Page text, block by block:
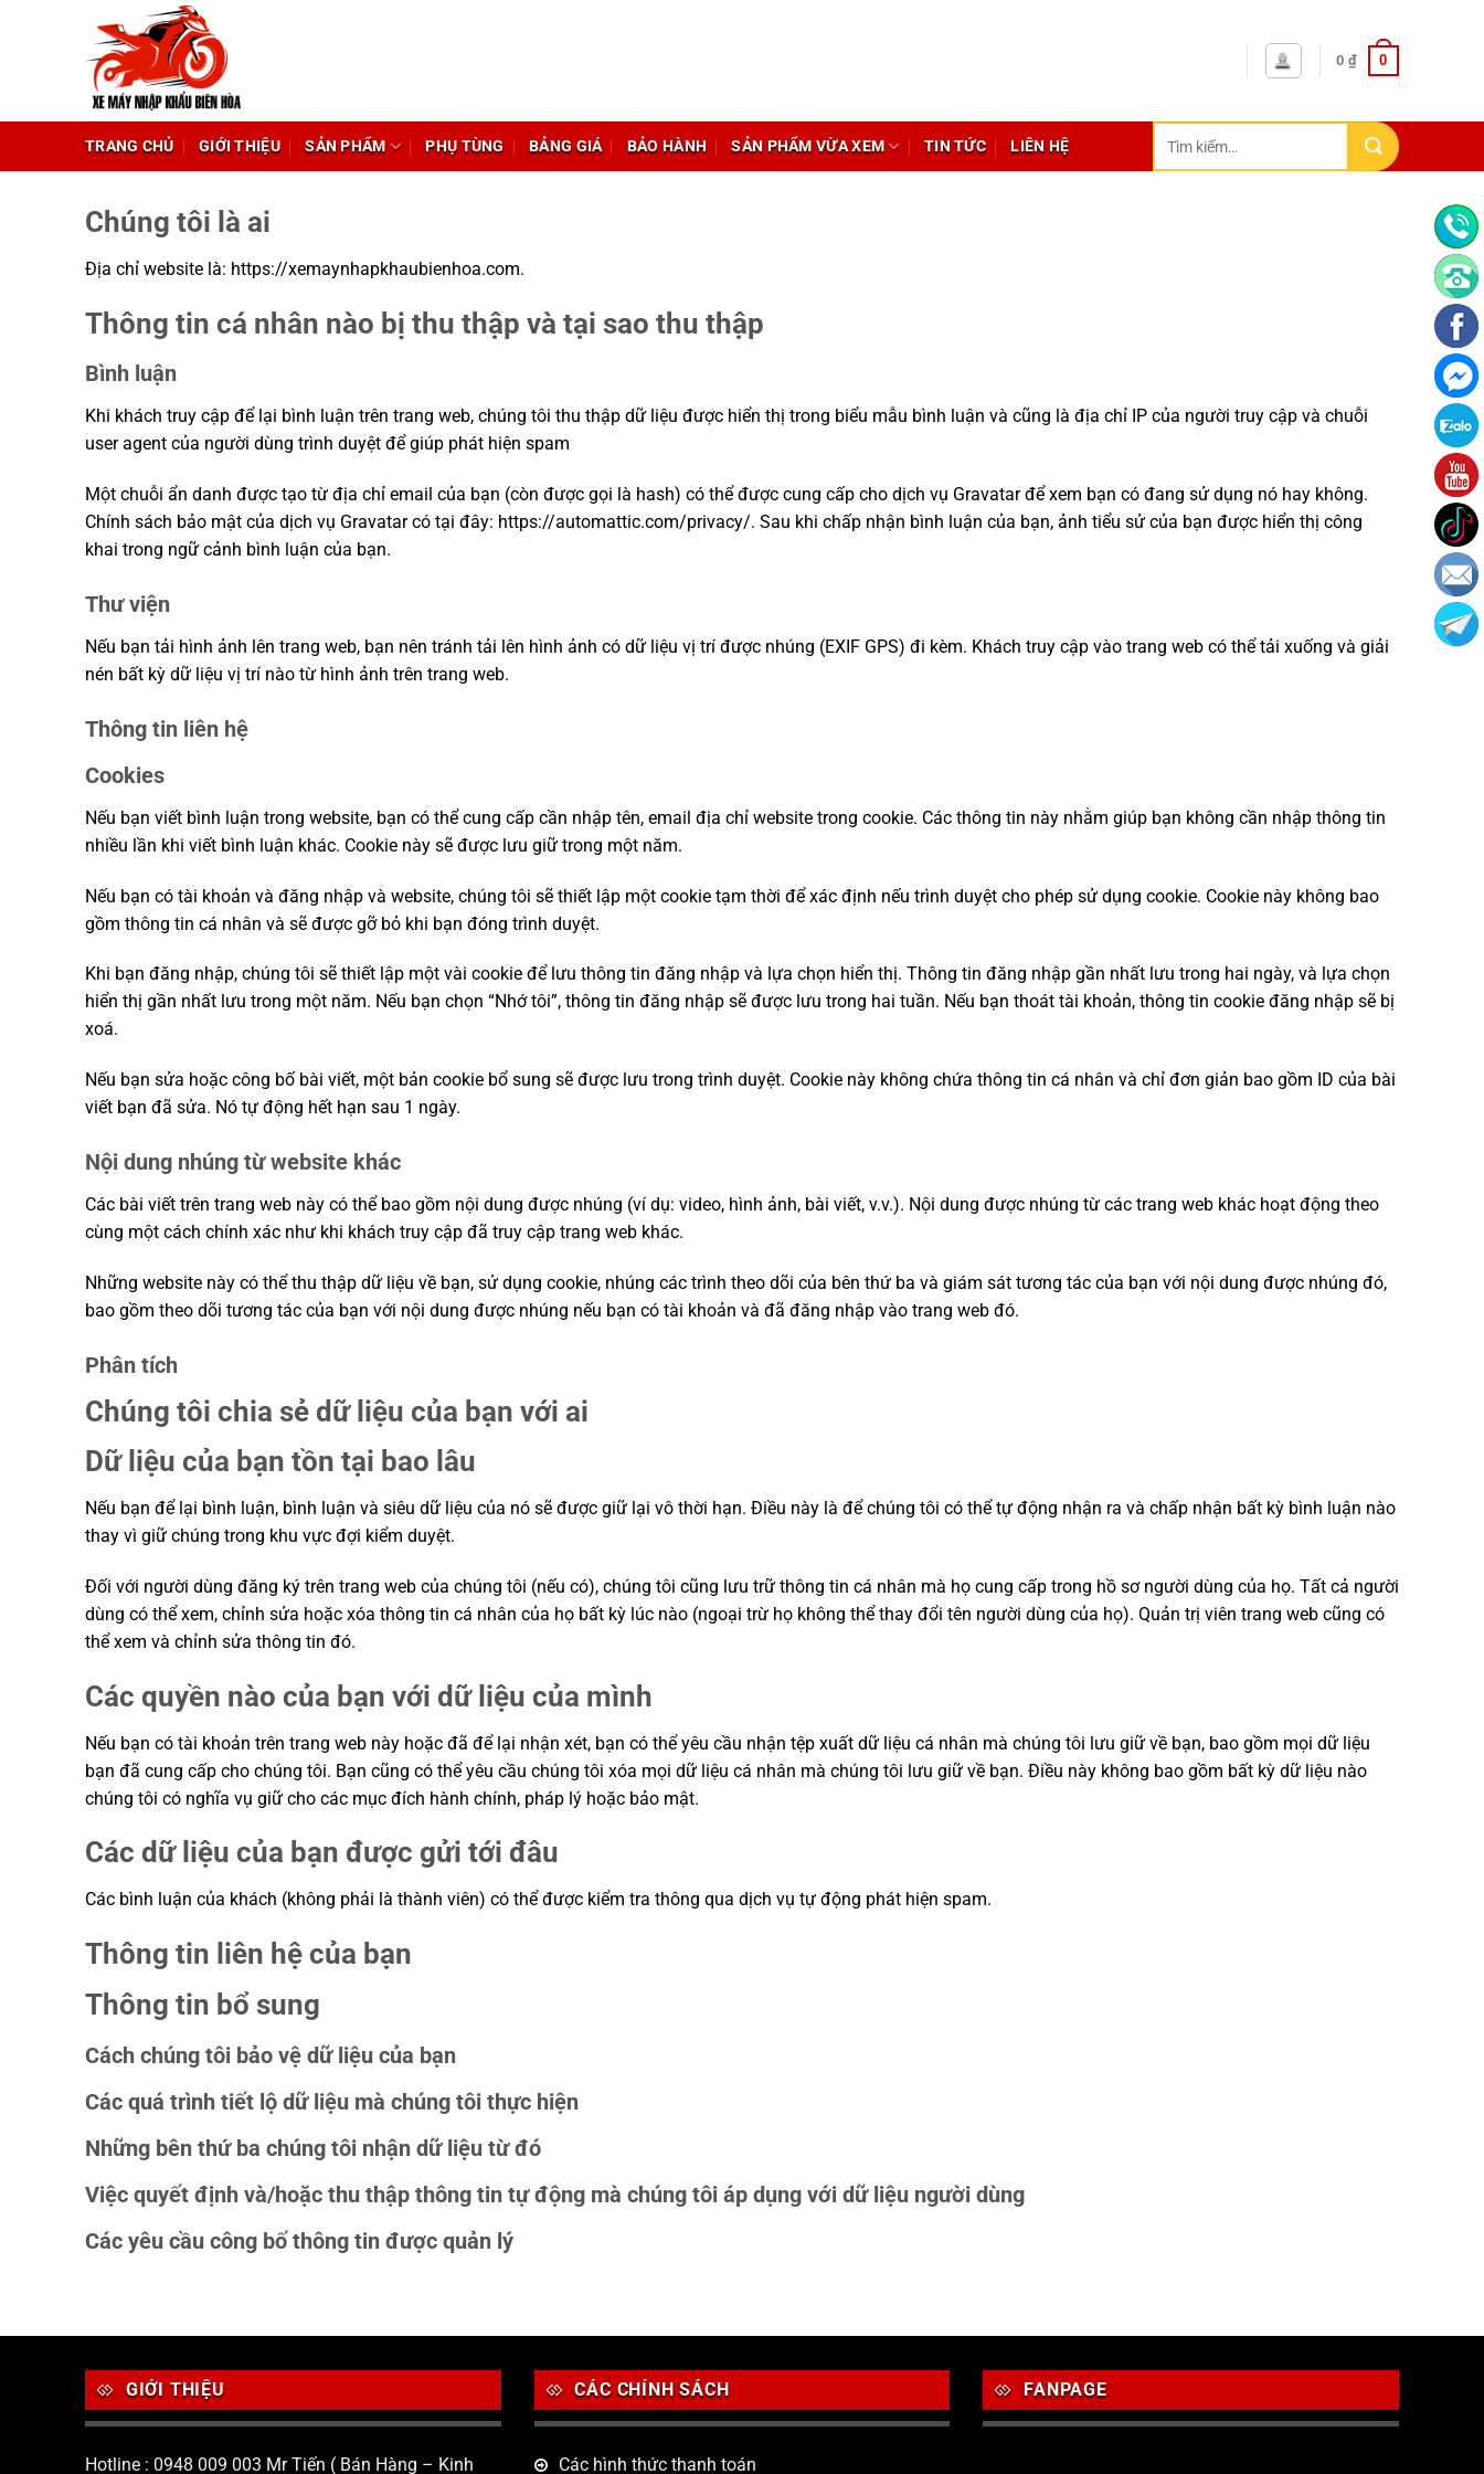
0 ₫ 0
TRANG CHỦ GIỚI THIỆU SẢN PHẨM PHỤ TÙNG BẢNG GIÁ BẢO HÀNH SẢN PHẨM VỪA XEM TIN TỨC LIÊN HỆ
kiếm:
Chúng tôi là ai
Địa chỉ website là: https://xemaynhapkhaubienhoa.com.
Thông tin cá nhân nào bị thu thập và tại sao thu thập
Bình luận
Khi khách truy cập để lại bình luận trên trang web, chúng tôi thu thập dữ liệu được hiển thị trong biểu mẫu bình luận và cũng là địa chỉ IP của người truy cập và chuỗi
user agent của người dùng trình duyệt để giúp phát hiện spam
Một chuỗi ẩn danh được tạo từ địa chỉ email của bạn (còn được gọi là hash) có thể được cung cấp cho dịch vụ Gravatar để xem bạn có đang sử dụng nó hay không.
Chính sách bảo mật của dịch vụ Gravatar có tại đây: https://automattic.com/privacy/. Sau khi chấp nhận bình luận của bạn, ảnh tiểu sử của bạn được hiển thị công
khai trong ngữ cảnh bình luận của bạn.
Thư viện
Nếu bạn tải hình ảnh lên trang web, bạn nên tránh tải lên hình ảnh có dữ liệu vị trí được nhúng (EXIF GPS) đi kèm. Khách truy cập vào trang web có thể tải xuống và giải
nén bất kỳ dữ liệu vị trí nào từ hình ảnh trên trang web.
Thông tin liên hệ
Cookies
Nếu bạn viết bình luận trong website, bạn có thể cung cấp cần nhập tên, email địa chỉ website trong cookie. Các thông tin này nhằm giúp bạn không cần nhập thông tin
nhiều lần khi viết bình luận khác. Cookie này sẽ được lưu giữ trong một năm.
Nếu bạn có tài khoản và đăng nhập và website, chúng tôi sẽ thiết lập một cookie tạm thời để xác định nếu trình duyệt cho phép sử dụng cookie. Cookie này không bao
gồm thông tin cá nhân và sẽ được gỡ bỏ khi bạn đóng trình duyệt.
Khi bạn đăng nhập, chúng tôi sẽ thiết lập một vài cookie để lưu thông tin đăng nhập và lựa chọn hiển thị. Thông tin đăng nhập gần nhất lưu trong hai ngày, và lựa chọn
hiển thị gần nhất lưu trong một năm. Nếu bạn chọn “Nhớ tôi”, thông tin đăng nhập sẽ được lưu trong hai tuần. Nếu bạn thoát tài khoản, thông tin cookie đăng nhập sẽ bị
xoá.
Nếu bạn sửa hoặc công bố bài viết, một bản cookie bổ sung sẽ được lưu trong trình duyệt. Cookie này không chứa thông tin cá nhân và chỉ đơn giản bao gồm ID của bài
viết bạn đã sửa. Nó tự động hết hạn sau 1 ngày.
Nội dung nhúng từ website khác
Các bài viết trên trang web này có thể bao gồm nội dung được nhúng (ví dụ: video, hình ảnh, bài viết, v.v.). Nội dung được nhúng từ các trang web khác hoạt động theo
cùng một cách chính xác như khi khách truy cập đã truy cập trang web khác.
Những website này có thể thu thập dữ liệu về bạn, sử dụng cookie, nhúng các trình theo dõi của bên thứ ba và giám sát tương tác của bạn với nội dung được nhúng đó,
bao gồm theo dõi tương tác của bạn với nội dung được nhúng nếu bạn có tài khoản và đã đăng nhập vào trang web đó.
Phân tích
Chúng tôi chia sẻ dữ liệu của bạn với ai
Dữ liệu của bạn tồn tại bao lâu
Nếu bạn để lại bình luận, bình luận và siêu dữ liệu của nó sẽ được giữ lại vô thời hạn. Điều này là để chúng tôi có thể tự động nhận ra và chấp nhận bất kỳ bình luận nào
thay vì giữ chúng trong khu vực đợi kiểm duyệt.
Đối với người dùng đăng ký trên trang web của chúng tôi (nếu có), chúng tôi cũng lưu trữ thông tin cá nhân mà họ cung cấp trong hồ sơ người dùng của họ. Tất cả người
dùng có thể xem, chỉnh sửa hoặc xóa thông tin cá nhân của họ bất kỳ lúc nào (ngoại trừ họ không thể thay đổi tên người dùng của họ). Quản trị viên trang web cũng có
thể xem và chỉnh sửa thông tin đó.
Các quyền nào của bạn với dữ liệu của mình
Nếu bạn có tài khoản trên trang web này hoặc đã để lại nhận xét, bạn có thể yêu cầu nhận tệp xuất dữ liệu cá nhân mà chúng tôi lưu giữ về bạn, bao gồm mọi dữ liệu
bạn đã cung cấp cho chúng tôi. Bạn cũng có thể yêu cầu chúng tôi xóa mọi dữ liệu cá nhân mà chúng tôi lưu giữ về bạn. Điều này không bao gồm bất kỳ dữ liệu nào
chúng tôi có nghĩa vụ giữ cho các mục đích hành chính, pháp lý hoặc bảo mật.
Các dữ liệu của bạn được gửi tới đâu
Các bình luận của khách (không phải là thành viên) có thể được kiểm tra thông qua dịch vụ tự động phát hiện spam.
Thông tin liên hệ của bạn
Thông tin bổ sung
Cách chúng tôi bảo vệ dữ liệu của bạn
Các quá trình tiết lộ dữ liệu mà chúng tôi thực hiện
Những bên thứ ba chúng tôi nhận dữ liệu từ đó
Việc quyết định và/hoặc thu thập thông tin tự động mà chúng tôi áp dụng với dữ liệu người dùng
Các yêu cầu công bố thông tin được quản lý
GIỚI THIỆU
Hotline : 0948 009 003 Mr Tiến ( Bán Hàng – Kinh
CÁC CHÍNH SÁCH
Các hình thức thanh toán
FANPAGE